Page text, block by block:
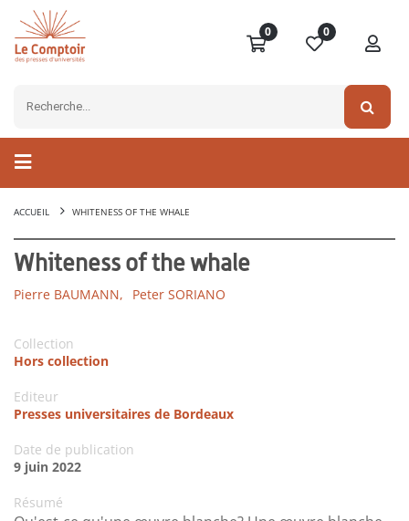
0 0
ACCUEIL WHITENESS OF THE WHALE
Whiteness of the whale
Pierre BAUMANN, Peter SORIANO
Collection
Hors collection
Editeur
Presses universitaires de Bordeaux
Date de publication
9 juin 2022
Résumé